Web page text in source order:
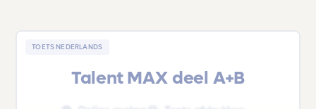
TOETS NEDERLANDS
Talent MAX deel A+B